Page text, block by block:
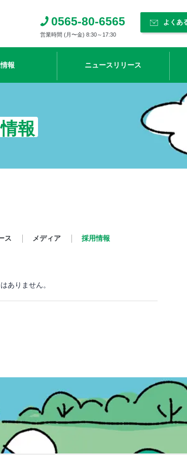
0565-80-6565
営業時間 (月〜金) 8:30～17:30
よくあ
報 ニュースリリース​
報
ス メディア 採用情報
ありません。